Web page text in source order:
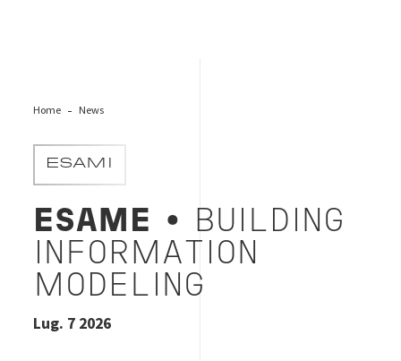
Home News
ESAMI
ESAME
• BUILDING
INFORMATION
MODELING
Lug. 7 2026